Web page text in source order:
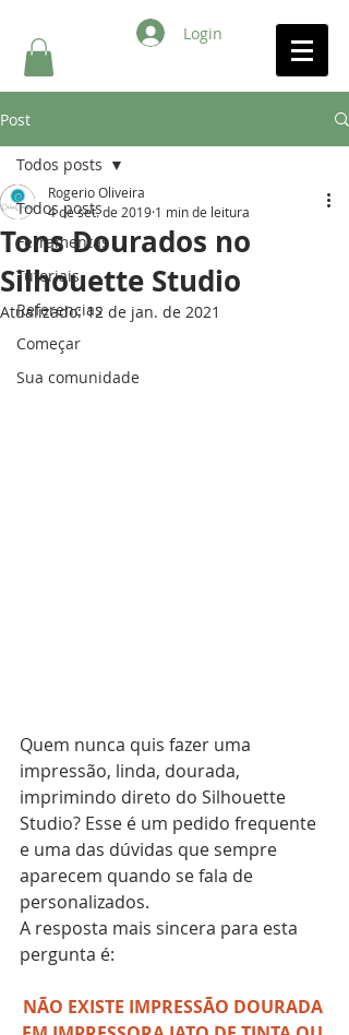
Login
Post
Todos posts
Ferramentas
Tutoriais
Referencias
Começar
Sua comunidade
Todos posts
Tons Dourados no
Silhouette Studio
Rogerio Oliveira
4 de set. de 2019 1 min de leitura
Atualizado:12 de jan. de 2021
Quem nunca quis fazer uma
impressão, linda, dourada,
imprimindo direto do Silhouette
Studio? Esse é um pedido frequente
e uma das dúvidas que sempre
aparecem quando se fala de
personalizados.
A resposta mais sincera para esta
pergunta é:
NÃO EXISTE IMPRESSÃO DOURADA